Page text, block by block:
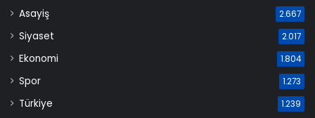
Asayiş 2.667
Siyaset 2.017
Ekonomi 1.804
Spor 1.273
Türkiye 1.239